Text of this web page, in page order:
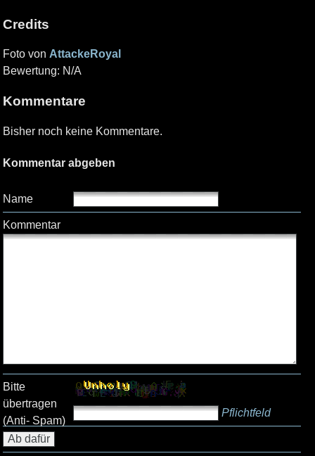
Credits
Foto von AttackeRoyal
Bewertung: N/A
Kommentare
Bisher noch keine Kommentare.
Kommentar abgeben
Name
Kommentar
Bitte
übertragen
(Anti- Spam)
Pflichtfeld